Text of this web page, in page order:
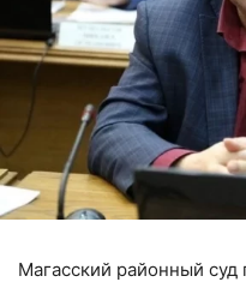
Магасский районный